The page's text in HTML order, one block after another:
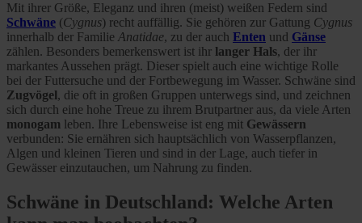
Mit ihrer Größe, Eleganz und ihren (meist) weißen Federn sind
Schwäne (Cygnus) recht auffällig. Sie gehören zur Gattung Cygnus
innerhalb der Familie Anatidae, zu der auch Enten und Gänse
zählen. Besonders bemerkenswert ist ihr langer Hals, der ihr
markantes Aussehen prägt. Dieser spielt auch eine wichtige Rolle
bei der Futtersuche und der Fortbewegung im Wasser. Schwäne sind
Zugvögel, die oft in großen Gruppen unterwegs sind, und zeichnen
sich durch eine hohe Treue zu ihrem Brutpartner aus, da viele Arten
monogam leben. Ihre Lebensweise ist eng mit Gewässern
verbunden: Sie ernähren sich hauptsächlich von Wasserpflanzen,
Algen und kleinen Tieren und sind in der Lage, auch tiefer in
Gewässer einzutauchen, um Nahrung zu finden.
Schwäne in Deutschland: Welche Arten